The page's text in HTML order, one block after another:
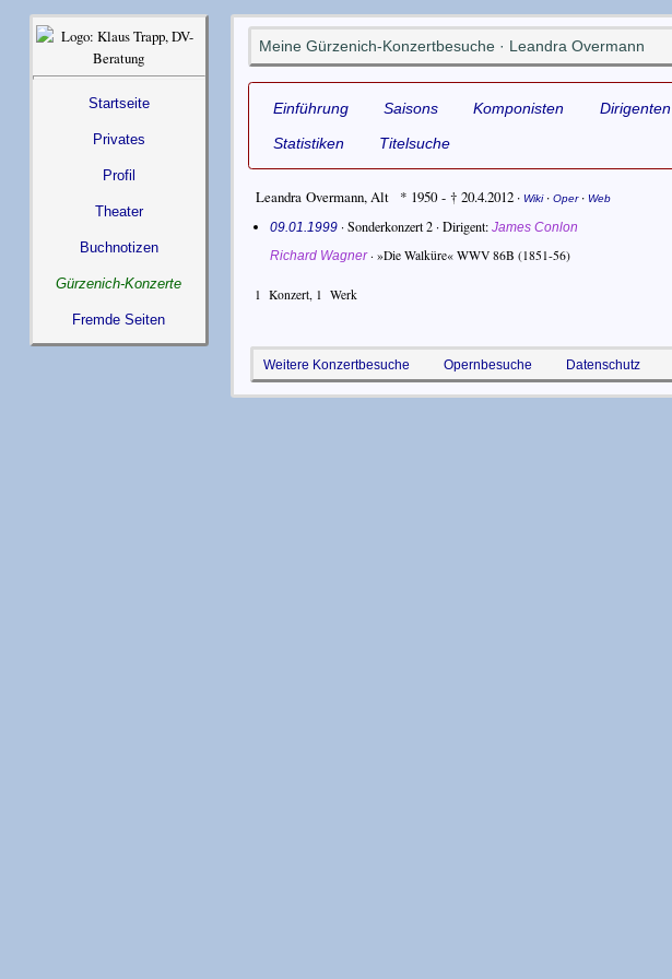
Startseite
Privates
Profil
Theater
Buchnotizen
Gürzenich-Konzerte
Fremde Seiten
Meine Gürzenich-Konzertbesuche · Leandra Overmann
Einführung Saisons Komponisten Dirigenten
Statistiken
Titelsuche
Leandra Overmann,Alt * 1950 - † 20.4.2012· Wiki· Oper· Web
09.01.1999· Sonderkonzert 2 ·Dirigent James Conlon
Richard Wagner· »Die Walküre« WWV 86B (1851-56)
1 Konzert, 1 Werk
Weitere Konzertbesuche Opernbesuche Datenschutz